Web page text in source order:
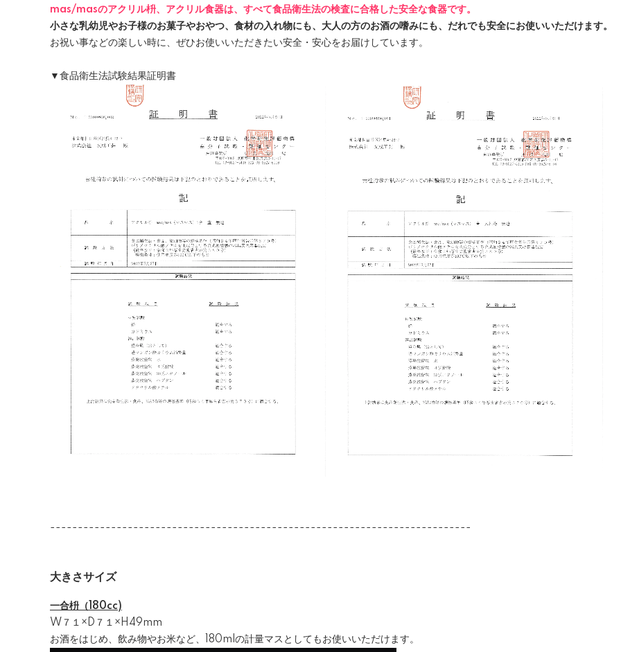
mas/masのアクリル枡、アクリル食器は、すべて食品衛生法の検査に合格した安全な食器です。
小さな乳幼児やお子様のお菓子やおやつ、食材の入れ物にも、大人の方のお酒の嗜みにも、だれでも安全にお使いいただけます。
お祝い事などの楽しい時に、ぜひお使いいただきたい安全・安心をお届けしています。
▼食品衛生法試験結果証明書
----------------------------------------------------------------------------
大きさサイズ
一合枡（180cc)
W７１×D７１×H49mm
お酒をはじめ、飲み物やお米など、180mlの計量マスとしてもお使いいただけます。